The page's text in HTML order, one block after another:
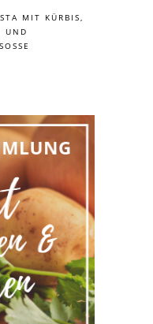
MIT KÜRBIS,
UND